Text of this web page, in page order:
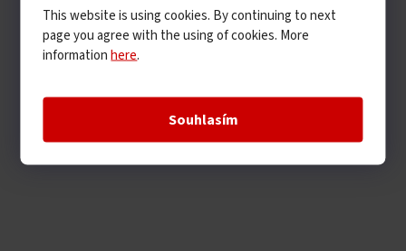
This website is using cookies. By continuing to next
page you agree with the using of cookies. More
informationhere.
Souhlasím